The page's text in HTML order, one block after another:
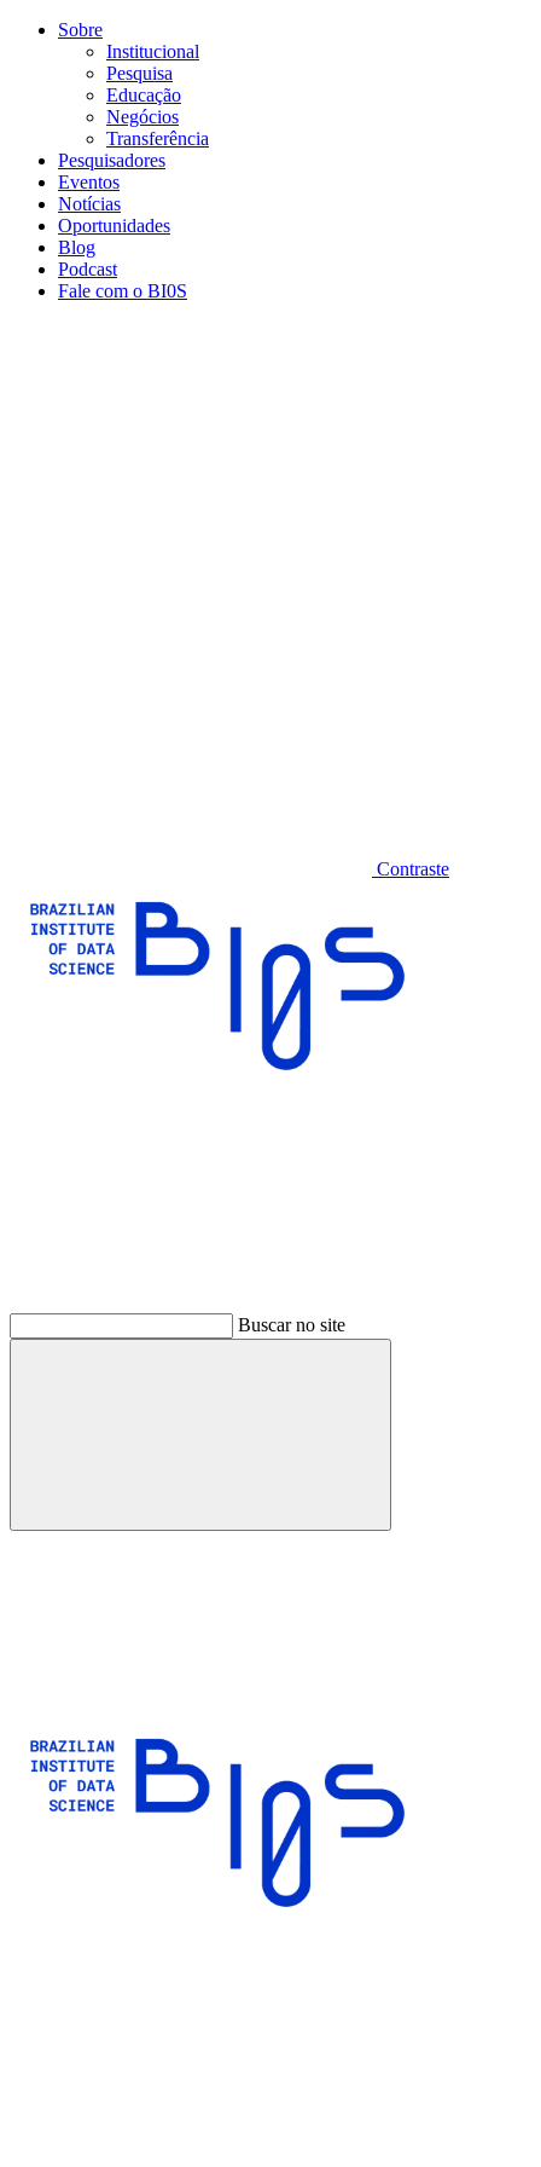
Conteúdo principal
Sobre
Institucional
Pesquisa
Educação
Negócios
Transferência
Pesquisadores
Eventos
Notícias
Oportunidades
Blog
Podcast
Fale com o BI0S
Contraste
Buscar no site
Buscar